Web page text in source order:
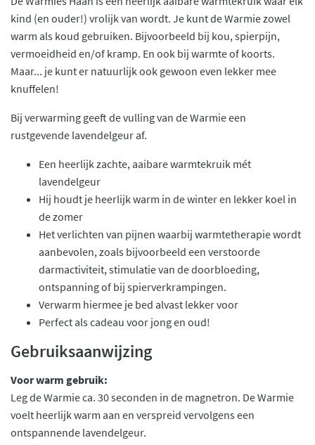
kind (en ouder!) vrolijk van wordt. Je kunt de Warmie zowel
warm als koud gebruiken. Bijvoorbeeld bij kou, spierpijn,
vermoeidheid en/of kramp. En ook bij warmte of koorts.
Maar... je kunt er natuurlijk ook gewoon even lekker mee
knuffelen!
Bij verwarming geeft de vulling van de Warmie een
rustgevende lavendelgeur af.
Een heerlijk zachte, aaibare warmtekruik mét
lavendelgeur
Hij houdt je heerlijk warm in de winter en lekker koel in
de zomer
Het verlichten van pijnen waarbij warmtetherapie wordt
aanbevolen, zoals bijvoorbeeld een verstoorde
darmactiviteit, stimulatie van de doorbloeding,
ontspanning of bij spierverkrampingen.
Verwarm hiermee je bed alvast lekker voor
Perfect als cadeau voor jong en oud!
Gebruiksaanwijzing
Voor warm gebruik:
Leg de Warmie ca. 30 seconden in de magnetron. De Warmie
voelt heerlijk warm aan en verspreid vervolgens een
ontspannende lavendelgeur.